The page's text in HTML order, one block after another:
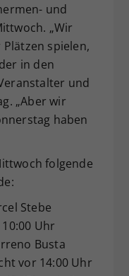
und
„Wir
spielen,
in den
und
„Aber wir
haben
folgende
Stebe
Uhr
Busta
vor 14:00 Uhr